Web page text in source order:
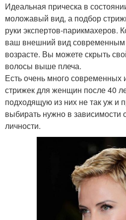
Идеальная прическа в
моложавый вид, а подбор
руки экспертов-парикмахеров.
ваш внешний вид
возрасте. Вы можете скрыть
волосы выше плеча.
Есть очень много современных
стрижек для женщин после 40
подходящую из них не так уж и
выбирать нужно в
личности.